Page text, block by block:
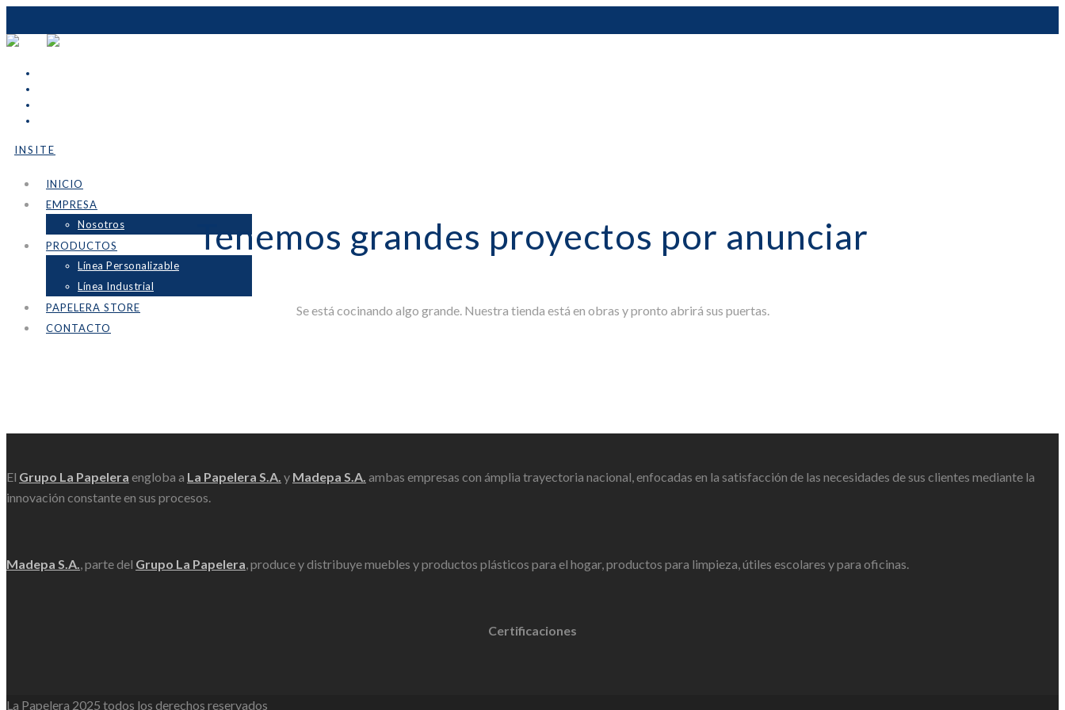
INSITE
INICIO
EMPRESA
Nosotros
PRODUCTOS
Línea Personalizable
Línea Industrial
PAPELERA STORE
CONTACTO
Tenemos grandes proyectos por anunciar
Se está cocinando algo grande. Nuestra tienda está en obras y pronto abrirá sus puertas.
El Grupo La Papelera engloba a La Papelera S.A. y Madepa S.A. ambas empresas con ámplia trayectoria nacional, enfocadas en la satisfacción de las necesidades de sus clientes mediante la
innovación constante en sus procesos.
Madepa S.A., parte del Grupo La Papelera, produce y distribuye muebles y productos plásticos para el hogar, productos para limpieza, útiles escolares y para oficinas.
Certificaciones
La Papelera 2025 todos los derechos reservados